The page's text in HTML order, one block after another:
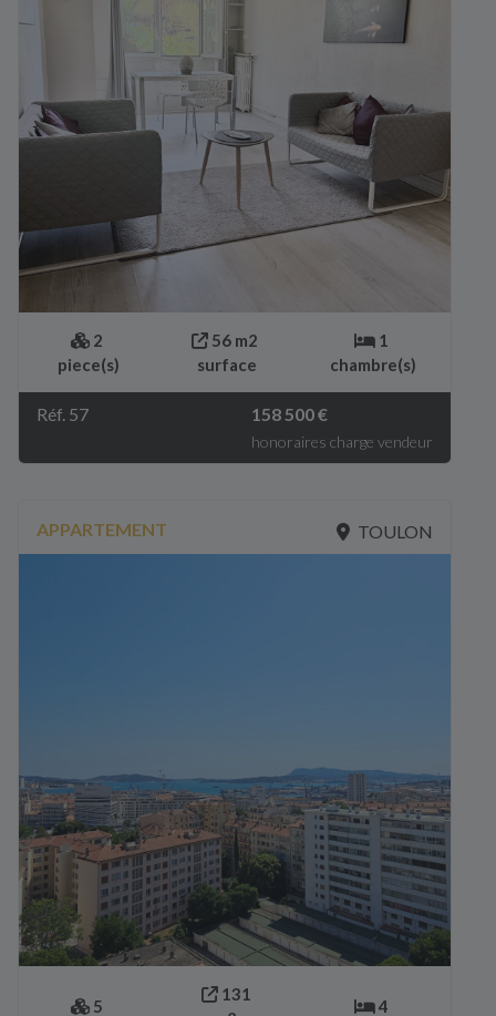
2
piece(s)
56 m2
surface
1
chambre(s)
Réf. 57 158 500 €
honoraires charge vendeur
APPARTEMENT TOULON
5
131
4